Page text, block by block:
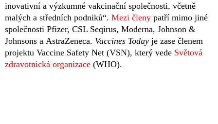
inovativní a výzkumné vakcinační společnosti, včetně
malých a středních podniků“. Mezi členy patří mimo jiné
společnosti Pfizer, CSL Seqirus, Moderna, Johnson &
Johnsons a AstraZeneca. Vaccines Today je zase členem
projektu Vaccine Safety Net (VSN), který vede Světová
zdravotnická organizace (WHO).